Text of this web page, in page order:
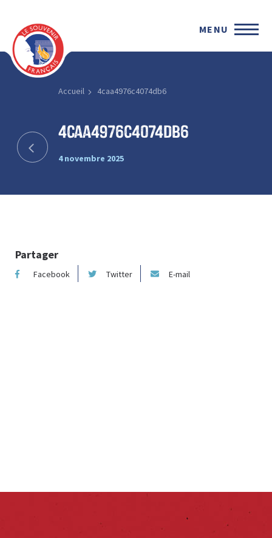
MENU
Accueil 4caa4976c4074db6
4caa4976c4074db6
4 novembre 2025
Partager
Facebook Twitter E-mail